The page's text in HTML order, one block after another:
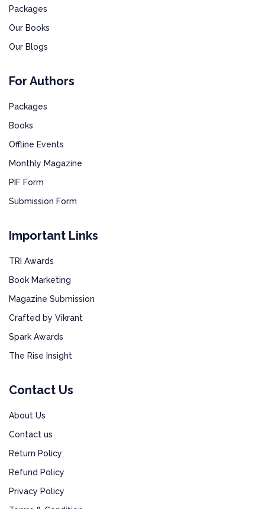
Packages
Our Books
Our Blogs
For Authors
Packages
Books
Offline Events
Monthly Magazine
PIF Form
Submission Form
Important Links
TRI Awards
Book Marketing
Magazine Submission
Crafted by Vikrant
Spark Awards
The Rise Insight
Contact Us
About Us
Contact us
Return Policy
Refund Policy
Privacy Policy